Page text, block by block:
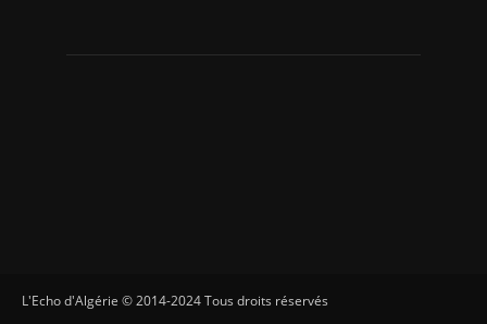
L'Echo d'Algérie © 2014-2024 Tous droits réservés